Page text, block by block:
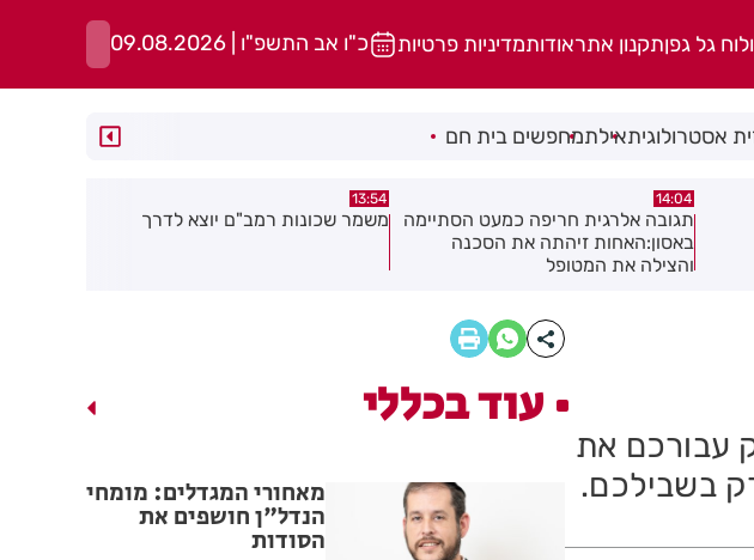
לוח גל גפןתקנון אתראודותמדיניות פרטיות כ"ו אב התשפ"ו | 09.08.2026
אסטרולוגיתאילתמחפשים בית חם
13:54
משמר שכונות רמב"ם יוצא לדרך
13:50
רימון הושלך אל עבר מסעדה בראשון
עבורכם את
רק בשבילכם.
עוד בכללי
מאחורי המגדלים: מומחי
הנדל"ן חושפים את
הסודות